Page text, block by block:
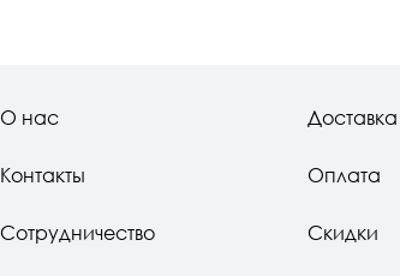
О нас
Контакты
Сотрудничество
Доставка
Оплата
Скидки